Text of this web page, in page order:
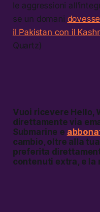
le aggressioni
se un domani
il Pakistan con il
Quartz)
Vuoi ricevere Hello,
direttamente via
Submarine e
cambio, oltre alla
preferita
contenuti extra, e